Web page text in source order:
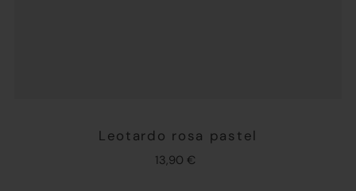
Leotardo rosa pastel
13,90 €